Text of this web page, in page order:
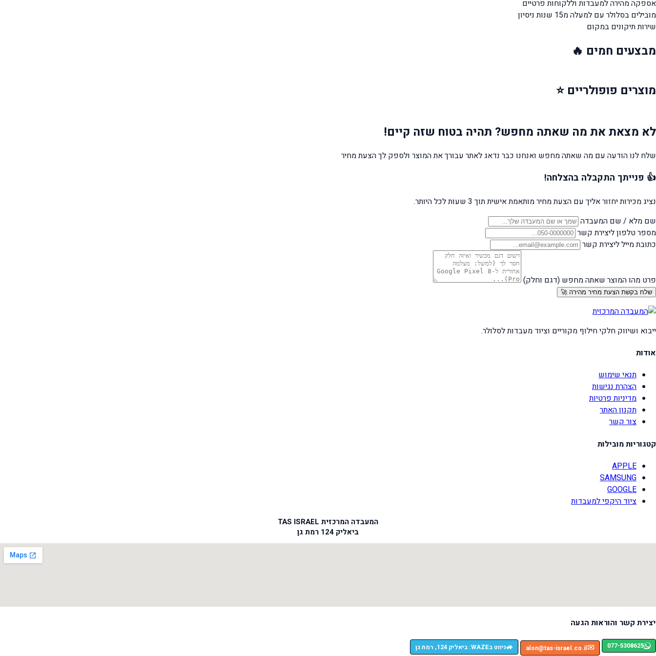
אספקה מהירהלמעבדות וללקוחות פרטיים
מובילים בסלולר עם למעלה מ15 שנות ניסיון
שירות תיקונים במקום
מבצעים חמים 🔥
מוצרים פופולריים ⭐
לא מצאת את מה שאתה מחפש? תהיה בטוח שזה קיים!
שלח לנו הודעה עם מה שאתה מחפש ואנחנו כבר נדאג לאתר עבורך את המוצר ולספק לך הצעת מחיר
👍 פנייתך התקבלה בהצלחה!
נציג מכירות יחזור אליך עם הצעת מחיר מותאמת אישית תוך 3 שעות לכל היותר.
שם מלא / שם המעבדה
מספר טלפון ליצירת קשר
כתובת מייל ליצירת קשר
פרט מהו המוצר שאתה מחפש (דגם וחלק)
שלח בקשת הצעת מחיר מהירה 🚀
ייבוא ושיווק חלקי חילוף מקוריים וציוד מעבדות לסלולר.
אודות
תנאי שימוש
הצהרת נגישות
מדיניות פרטיות
תקנון האתר
צור קשר
קטגוריות מובילות
APPLE
SAMSUNG
GOOGLE
ציוד היקפי למעבדות
המעבדה המרכזית TAS ISRAEL
ביאליק 124 רמת גן
יצירת קשר והוראות הגעה
077-5308625
✉️
alon@tas-israel.co.il
🚙ניווט בWAZE: ביאליק 124, רמת גן